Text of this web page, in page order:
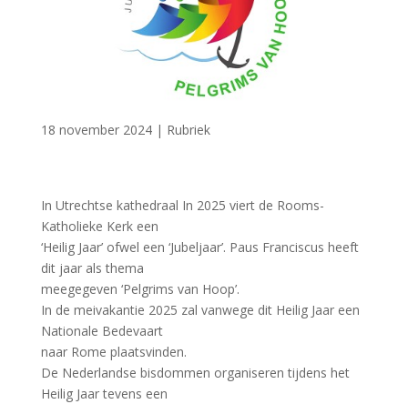
18 november 2024| Rubriek
In Utrechtse kathedraal In 2025 viert de Rooms-
Katholieke Kerk een
‘Heilig Jaar’ ofwel een ‘Jubeljaar’. Paus Franciscus heeft
dit jaar als thema
meegegeven ‘Pelgrims van Hoop’.
In de meivakantie 2025 zal vanwege dit Heilig Jaar een
Nationale Bedevaart
naar Rome plaatsvinden.
De Nederlandse bisdommen organiseren tijdens het
Heilig Jaar tevens een